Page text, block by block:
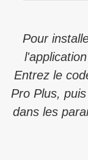
Pour
Entrez le
Pro Plus,
dans les